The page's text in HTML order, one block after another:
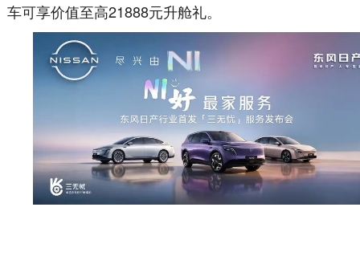
车可享价值至高21888元升舱礼。